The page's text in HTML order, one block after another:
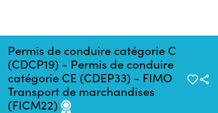
Permis de conduire catégorie C
(CDCP19) - Permis de conduire
catégorie CE (CDEP33) - FIMO
Transport de marchandises
(FICM22)
Pas de session programmée en
ce moment